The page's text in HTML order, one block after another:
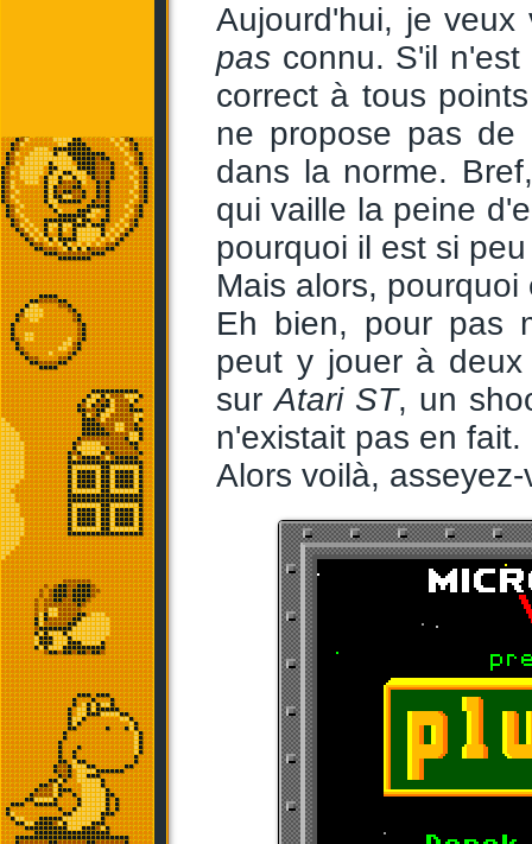
Aujourd'hui, je
pas connu. S'il
correct à tous
ne propose pas de
dans la norme.
qui vaille la peine
pourquoi il est si
Mais alors,
Eh bien, pour pas
peut y jouer à
surAtari ST, un
n'existait pas en fait.
Alors voilà,